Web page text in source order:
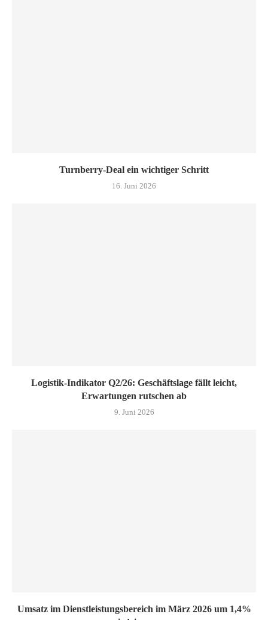
Turn­ber­ry-Deal ein wich­ti­ger Schritt
16. Juni 2026
Logistik-Indikator Q2/26: Geschäftslage fällt leicht,
Erwartungen rutschen ab
9. Juni 2026
Umsatz im Dienstleistungsbereich im März 2026 um 1,4%